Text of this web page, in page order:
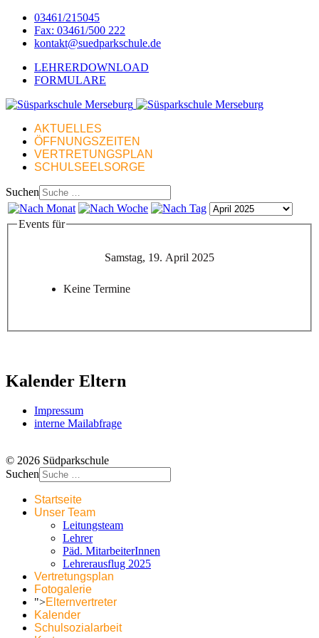
03461/215045
Fax: 03461/500 222
kontakt@suedparkschule.de
LEHRERDOWNLOAD
FORMULARE
AKTUELLES
ÖFFNUNGSZEITEN
VERTRETUNGSPLAN
SCHULSEELSORGE
Suchen
Events für
Samstag, 19. April 2025
Keine Termine
Kalender Eltern
Impressum
interne Mailabfrage
© 2026 Südparkschule
Suchen
Startseite
Unser Team
Leitungsteam
Lehrer
Päd. MitarbeiterInnen
Lehrerausflug 2025
Vertretungsplan
Fotogalerie
">Elternvertreter
Kalender
Schulsozialarbeit